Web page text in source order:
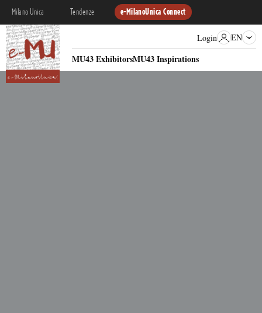
Milano Unica Tendenze e-MilanoUnica Connect
MU43 ExhibitorsMU43 Inspirations
Login EN